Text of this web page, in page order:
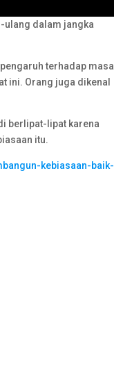
ulang dalam jangka
terhadap masa
ini. Orang juga dikenal
berlipat-lipat karena
itu.
kebiasaan-baik-